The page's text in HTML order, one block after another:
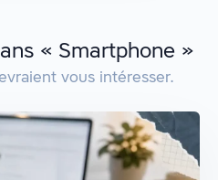
« Smartphone »
vous intéresser.